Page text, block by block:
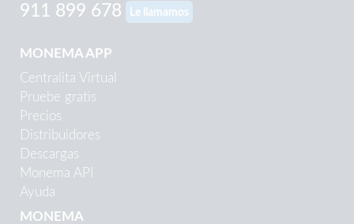
911 899 678 Le llamamos
MONEMA APP
Centralita Virtual
Pruebe gratis
Precios
Distribuidores
Descargas
Monema API
Ayuda
MONEMA